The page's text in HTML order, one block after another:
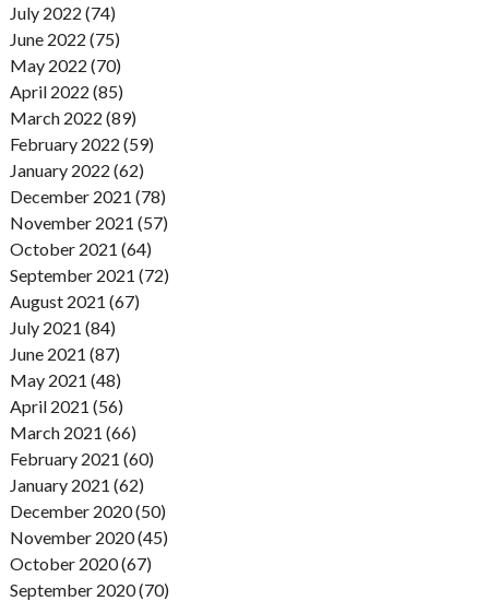
July 2022 (74)
June 2022 (75)
May 2022 (70)
April 2022 (85)
March 2022 (89)
February 2022 (59)
January 2022 (62)
December 2021 (78)
November 2021 (57)
October 2021 (64)
September 2021 (72)
August 2021 (67)
July 2021 (84)
June 2021 (87)
May 2021 (48)
April 2021 (56)
March 2021 (66)
February 2021 (60)
January 2021 (62)
December 2020 (50)
November 2020 (45)
October 2020 (67)
September 2020 (70)